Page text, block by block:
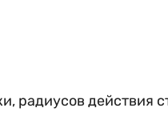
радиусов действия